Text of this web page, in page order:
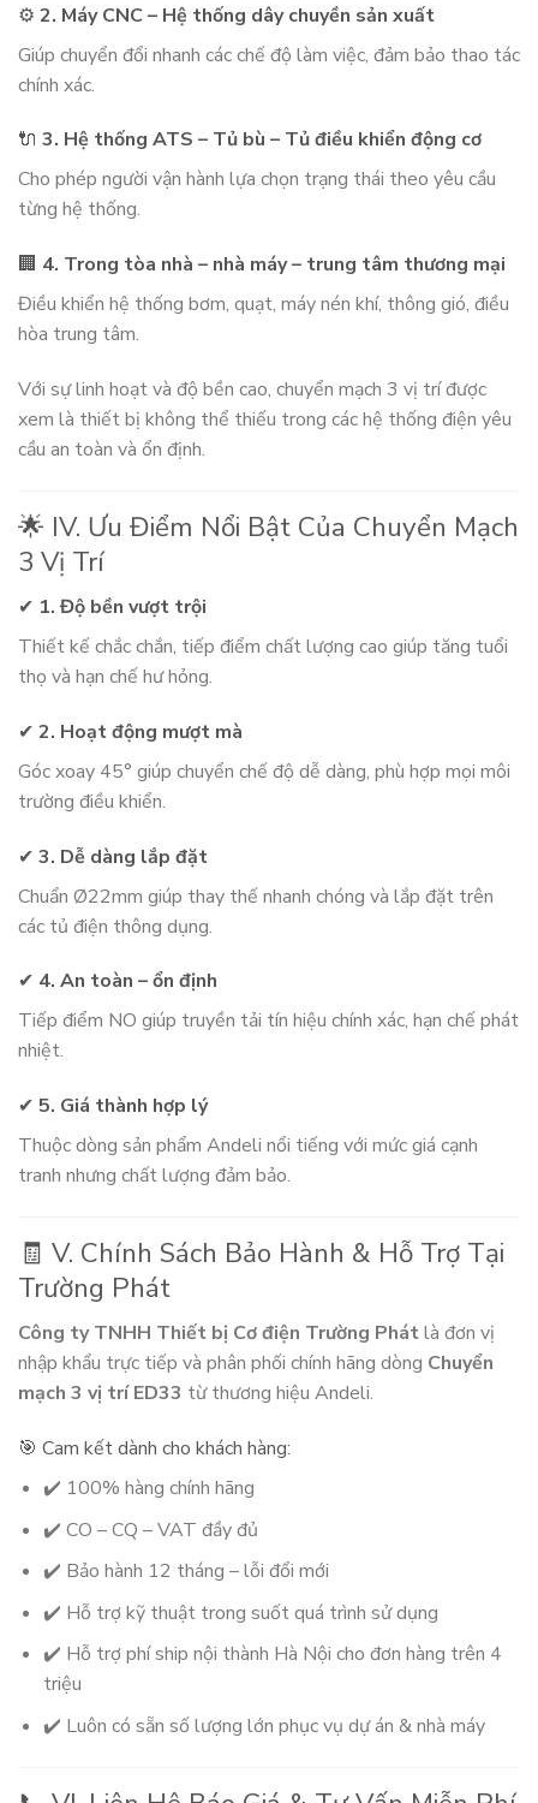
⚙️ 2. Máy CNC – Hệ thống dây chuyền sản xuất
Giúp chuyển đổi nhanh các chế độ làm việc, đảm bảo thao tác
chính xác.
🔌 3. Hệ thống ATS – Tủ bù – Tủ điều khiển động cơ
Cho phép người vận hành lựa chọn trạng thái theo yêu cầu
từng hệ thống.
🏢 4. Trong tòa nhà – nhà máy – trung tâm thương mại
Điều khiển hệ thống bơm, quạt, máy nén khí, thông gió, điều
hòa trung tâm.
Với sự linh hoạt và độ bền cao, chuyển mạch 3 vị trí được
xem là thiết bị không thể thiếu trong các hệ thống điện yêu
cầu an toàn và ổn định.
🌟 IV. Ưu Điểm Nổi Bật Của Chuyển Mạch
3 Vị Trí
✔ 1. Độ bền vượt trội
Thiết kế chắc chắn, tiếp điểm chất lượng cao giúp tăng tuổi
thọ và hạn chế hư hỏng.
✔ 2. Hoạt động mượt mà
Góc xoay 45° giúp chuyển chế độ dễ dàng, phù hợp mọi môi
trường điều khiển.
✔ 3. Dễ dàng lắp đặt
Chuẩn Ø22mm giúp thay thế nhanh chóng và lắp đặt trên
các tủ điện thông dụng.
✔ 4. An toàn – ổn định
Tiếp điểm NO giúp truyền tải tín hiệu chính xác, hạn chế phát
nhiệt.
✔ 5. Giá thành hợp lý
Thuộc dòng sản phẩm Andeli nổi tiếng với mức giá cạnh
tranh nhưng chất lượng đảm bảo.
🧾 V. Chính Sách Bảo Hành & Hỗ Trợ Tại
Trường Phát
Công ty TNHH Thiết bị Cơ điện Trường Phátlà đơn vị
nhập khẩu trực tiếp và phân phối chính hãng dòng Chuyển
mạch 3 vị trí ED33 từ thương hiệu Andeli.
🎯 Cam kết dành cho khách hàng:
✔️ 100% hàng chính hãng
✔️ CO – CQ – VAT đầy đủ
✔️ Bảo hành 12 tháng – lỗi đổi mới
✔️ Hỗ trợ kỹ thuật trong suốt quá trình sử dụng
✔️ Hỗ trợ phí ship nội thành Hà Nội cho đơn hàng trên 4
triệu
✔️ Luôn có sẵn số lượng lớn phục vụ dự án & nhà máy